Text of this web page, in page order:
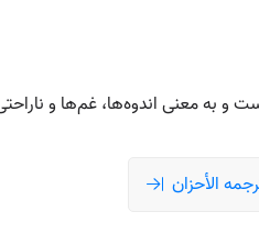
و به معنی اندوه‌ها، غم‌ها و
الأحزان